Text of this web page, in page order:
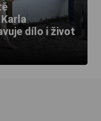
dílo i život